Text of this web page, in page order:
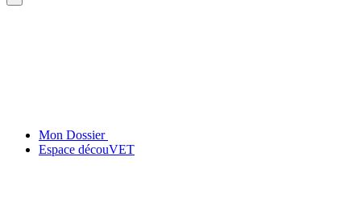
Mon Dossier
Espace découVET